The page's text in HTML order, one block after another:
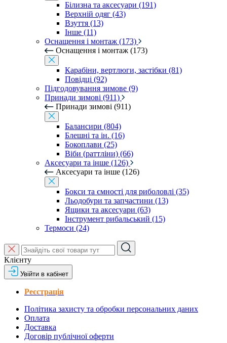
Білизна та аксесуари (191)
Верхній одяг (43)
Взуття (13)
Інше (11)
Оснащення і монтаж (173)
Оснащення і монтаж (173)
Карабіни, вертлюги, застібки (81)
Повідці (92)
Підгодовування зимове (9)
Принади зимові (911)
Принади зимові (911)
Балансири (804)
Блешні та ін. (16)
Бокоплави (25)
Віби (раттліни) (66)
Аксесуари та інше (126)
Аксесуари та інше (126)
Бокси та ємності для риболовлі (35)
Льодобури та запчастини (13)
Ящики та аксесуари (63)
Інструмент рибальський (15)
Термоси (24)
Клієнту
Увійти в кабінет
Реєстрація
Політика захисту та обробки персональних даних
Оплата
Доставка
Договір публічної оферти